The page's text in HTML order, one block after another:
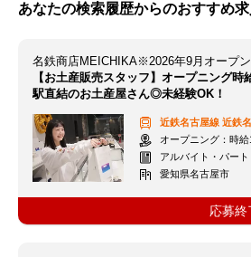
あなたの検索履歴からのおすすめ求
名鉄商店MEICHIKA※2026年9月オープン
【お土産販売スタッフ】オープニング
駅直結のお土産屋さん◎未経験OK！
近鉄名古屋線 近鉄
オープニング：時給1400円
アルバイト・パート
愛知県名古屋市
応募終